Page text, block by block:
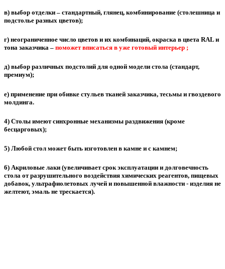
в) выбор отделки – стандартный, глянец, комбинирование (столешница и
подстолье разных цветов);
г) неограниченное число цветов и их комбинаций, окраска в цвета RAL и
тона заказчика – поможет вписаться в уже готовый интерьер ;
д) выбор различных подстолий для одной модели стола (стандарт,
премиум);
е) применение при обивке стульев тканей заказчика, тесьмы и гвоздевого
молдинга.
4) Столы имеют синхронные механизмы раздвижения (кроме
бесцарговых);
5) Любой стол может быть изготовлен в камне и с камнем;
6) Акриловые лаки (увеличивает срок эксплуатации и долговечность
стола от разрушительного воздействия химических реагентов, пищевых
добавок, ультрафиолетовых лучей и повышенной влажности - изделия не
желтеют, эмаль не трескается).